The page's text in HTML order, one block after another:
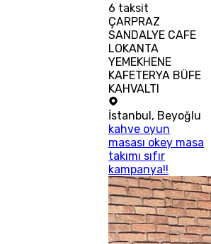
6 taksit
ÇARPRAZ
SANDALYE CAFE
LOKANTA
YEMEKHENE
KAFETERYA BÜFE
KAHVALTI
İstanbul, Beyoğlu
kahve oyun
masası okey masa
takımı sıfır
kampanya!!